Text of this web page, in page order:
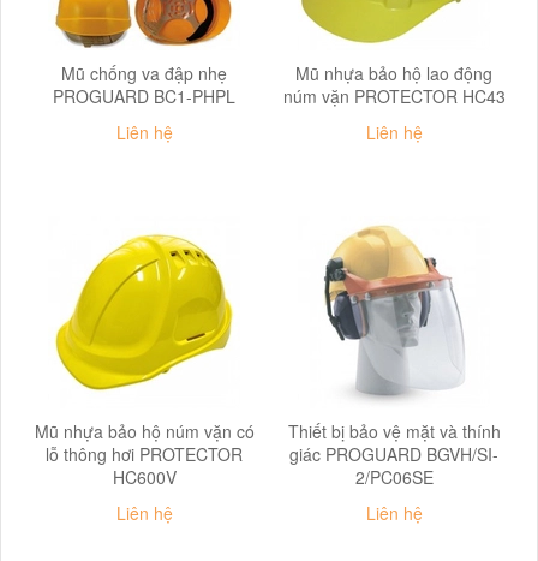
Mũ chống va đập nhẹ
PROGUARD BC1-PHPL
Liên hệ
Mũ nhựa bảo hộ lao động
núm vặn PROTECTOR HC43
Liên hệ
Mũ nhựa bảo hộ núm vặn có
lỗ thông hơi PROTECTOR
HC600V
Liên hệ
Thiết bị bảo vệ mặt và thính
giác PROGUARD BGVH/SI-
2/PC06SE
Liên hệ